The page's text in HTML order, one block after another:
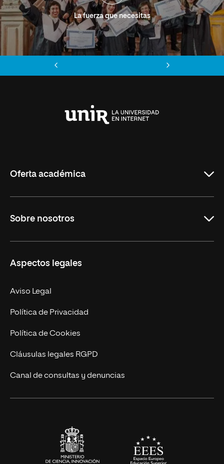
La fuerza que necesitas
Oferta académica
Másteres Oficiales
Doctorados
Experto Universitario
Postgrados
Cursos Universitarios
Sobre nosotros
Facultades
Nuestro Equipo
Trabaja en UNIR
Actualidad
UNIR Revista
Eventos
Aspectos legales
Aviso Legal
Política de Privacidad
Política de Cookies
Cláusulas legales RGPD
Canal de consultas y denuncias